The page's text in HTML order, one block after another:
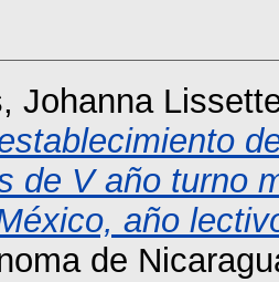
Johanna
de V año turno
año
de